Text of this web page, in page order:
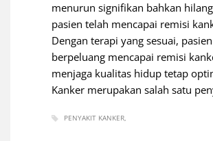
menurun signifikan bahkan
pasien telah mencapai remisi
Dengan terapi yang sesuai, pasien
berpeluang mencapai remisi
menjaga kualitas hidup tetap
Kanker merupakan salah satu
PENYAKIT KANKER